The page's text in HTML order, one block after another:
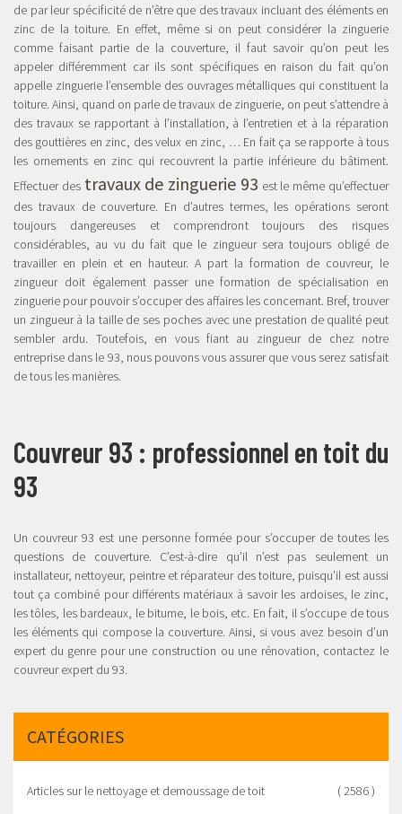
de par leur spécificité de n’être que des travaux incluant des éléments en
zinc de la toiture. En effet, même si on peut considérer la zinguerie
comme faisant partie de la couverture, il faut savoir qu’on peut les
appeler différemment car ils sont spécifiques en raison du fait qu’on
appelle zinguerie l’ensemble des ouvrages métalliques qui constituent la
toiture. Ainsi, quand on parle de travaux de zinguerie, on peut s’attendre à
des travaux se rapportant à l’installation, à l’entretien et à la réparation
des gouttières en zinc, des velux en zinc, … En fait ça se rapporte à tous
les ornements en zinc qui recouvrent la partie inférieure du bâtiment.
Effectuer des travaux de zinguerie 93 est le même qu’effectuer
des travaux de couverture. En d’autres termes, les opérations seront
toujours dangereuses et comprendront toujours des risques
considérables, au vu du fait que le zingueur sera toujours obligé de
travailler en plein et en hauteur. A part la formation de couvreur, le
zingueur doit également passer une formation de spécialisation en
zinguerie pour pouvoir s’occuper des affaires les concernant. Bref, trouver
un zingueur à la taille de ses poches avec une prestation de qualité peut
sembler ardu. Toutefois, en vous fiant au zingueur de chez notre
entreprise dans le 93, nous pouvons vous assurer que vous serez satisfait
de tous les manières.
Couvreur 93 : professionnel en toit du
93
Un couvreur 93 est une personne formée pour s’occuper de toutes les
questions de couverture. C’est-à-dire qu’il n’est pas seulement un
installateur, nettoyeur, peintre et réparateur des toiture, puisqu’il est aussi
tout ça combiné pour différents matériaux à savoir les ardoises, le zinc,
les tôles, les bardeaux, le bitume, le bois, etc. En fait, il s’occupe de tous
les éléments qui compose la couverture. Ainsi, si vous avez besoin d’un
expert du genre pour une construction ou une rénovation, contactez le
couvreur expert du 93.
CATÉGORIES
Articles sur le nettoyage et demoussage de toit ( 2586 )